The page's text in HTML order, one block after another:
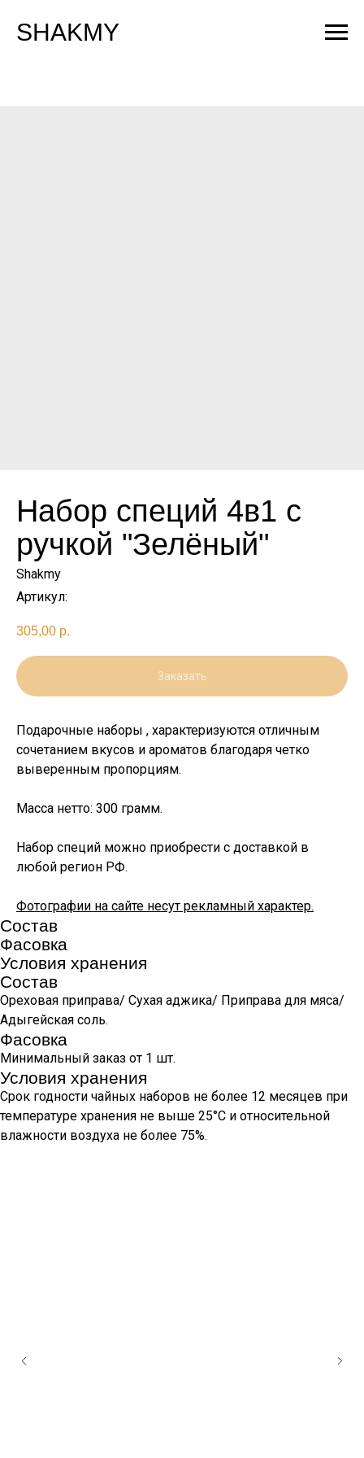
SHAKMY
Набор специй 4в1 с
ручкой "Зелёный"
Shakmy
Артикул:
305,00 р.
Заказать
Подарочные наборы , характеризуются отличным
сочетанием вкусов и ароматов благодаря четко
выверенным пропорциям.
Масса нетто: 300 грамм.
Набор специй можно приобрести с доставкой в
любой регион РФ.
Фотографии на сайте несут рекламный характер.
Состав
Фасовка
Условия хранения
Состав
Ореховая приправа/ Сухая аджика/ Приправа для мяса/
Адыгейская соль.
Фасовка
Минимальный заказ от 1 шт.
Условия хранения
Срок годности чайных наборов не более 12 месяцев при
температуре хранения не выше 25°С и относительной
влажности воздуха не более 75%.